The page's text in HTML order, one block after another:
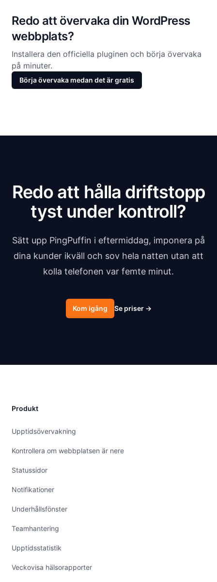
Redo att övervaka din WordPress
webbplats?
Installera den officiella pluginen och börja övervaka
på minuter.
Börja övervaka medan det är gratis
Redo att hålla driftstopp
tyst under kontroll?
Sätt upp PingPuffin i eftermiddag, imponera på
dina kunder ikväll och sov hela natten utan att
kolla telefonen var femte minut.
Kom igång Se priser →
Produkt
Upptidsövervakning
Kontrollera om webbplatsen är nere
Statussidor
Notifikationer
Underhållsfönster
Teamhantering
Upptidsstatistik
Veckovisa hälsorapporter